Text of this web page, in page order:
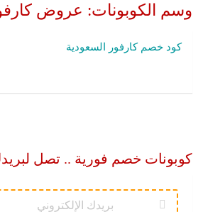
وسم الكوبونات: عروض
كود خصم كارفور السعودية
كوبونات خصم فورية .. تصل